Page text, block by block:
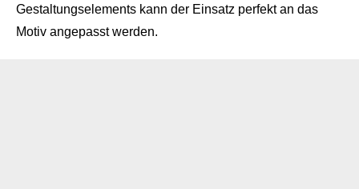
Gestaltungselements kann der Einsatz perfekt an das
Motiv angepasst werden.